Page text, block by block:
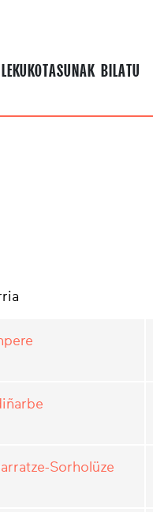
LEKUKOTASUNAK BILATU
Sorholüze